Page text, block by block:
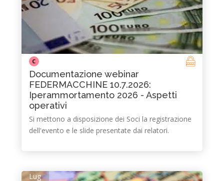
C
Documentazione webinar
FEDERMACCHINE 10.7.2026:
Iperammortamento 2026 - Aspetti
operativi
Si mettono a disposizione dei Soci la registrazione
dell'evento e le slide presentate dai relatori.
Lug